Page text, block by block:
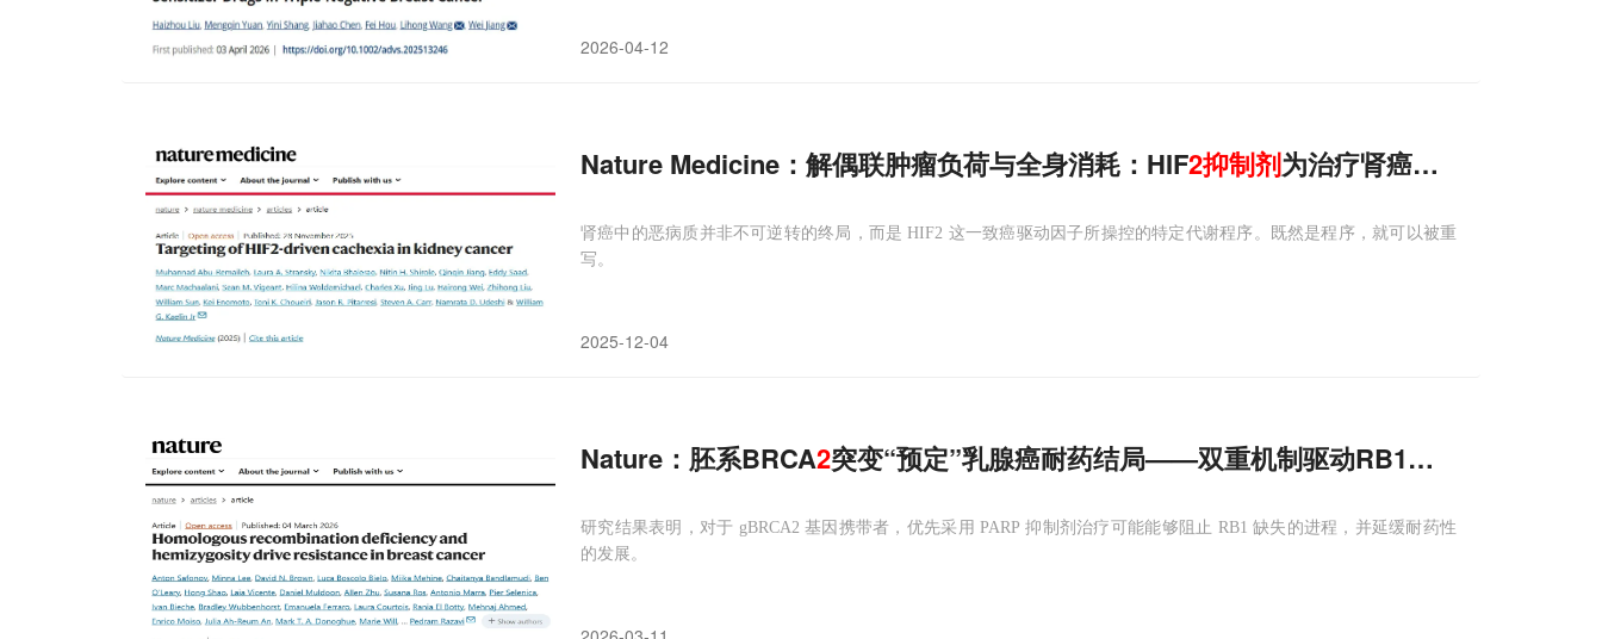
2026-04-12
Nature Medicine：解偶联肿瘤负荷与全身消耗：HIF2抑制剂为治疗肾癌提供新范式
肾癌中的恶病质并非不可逆转的终局，而是 HIF2 这一致癌驱动因子所操控的特定代谢程序。既然是程序，就可以被重
写。
2025-12-04
Nature：胚系BRCA2突变“预定”乳腺癌耐药结局——双重机制驱动RB1缺失，PARP
研究结果表明，对于 gBRCA2 基因携带者，优先采用 PARP 抑制剂治疗可能能够阻止 RB1 缺失的进程，并延缓耐药性
的发展。